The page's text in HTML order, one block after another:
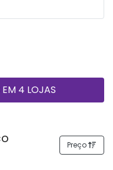
4 LOJAS
Preço